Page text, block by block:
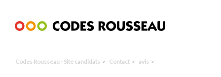
Codes Rousseau - Site candidats Contact avis